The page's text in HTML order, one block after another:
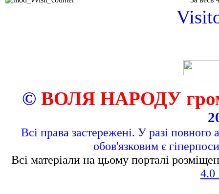
© ВОЛЯ НАРОДУ
Всі права застережені. У разі повного
обов'язковим є
Всі матеріали на цьому порталі
4.0